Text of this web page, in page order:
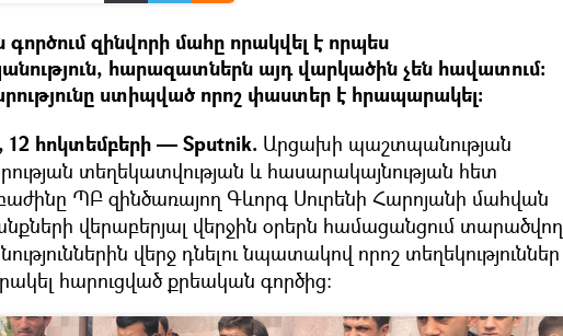
զինվորի մահը որակվել է որպես
հարազատներն այդ վարկածին չեն հավատում:
ստիպված որոշ փաստեր է հրապարակել:
հոկտեմբերի — Sputnik. Արցախի պաշտպանության
տեղեկատվության և հասարակայնության հետ
ՊԲ զինծառայող Գևորգ Սուրենի Հարոյանի մահվան
վերաբերյալ վերջին օրերն համացանցում տարածվող
վերջ դնելու նպատակով որոշ տեղեկություններ
հարուցված քրեական գործից: